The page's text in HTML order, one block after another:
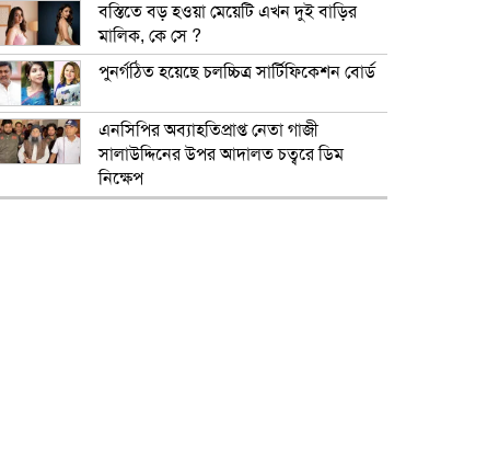
বস্তিতে বড় হওয়া মেয়েটি এখন দুই বাড়ির
মালিক, কে সে ?
পুনর্গঠিত হয়েছে চলচ্চিত্র সার্টিফিকেশন বোর্ড
এনসিপির অব্যাহতিপ্রাপ্ত নেতা গাজী
সালাউদ্দিনের উপর আদালত চত্বরে ডিম
নিক্ষেপ